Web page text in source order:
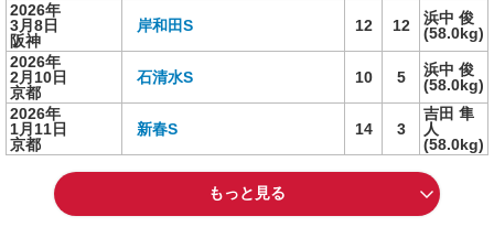
2026年
3月8日
阪神
岸和田S 12 12
浜中 俊
(58.0kg)
2026年
2月10日
京都
石清水S 10 5
浜中 俊
(58.0kg)
2026年
1月11日
京都
新春S 14 3
吉田 隼
人
(58.0kg)
もっと見る